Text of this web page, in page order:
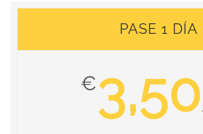
PASE 1 DÍA
€3,50